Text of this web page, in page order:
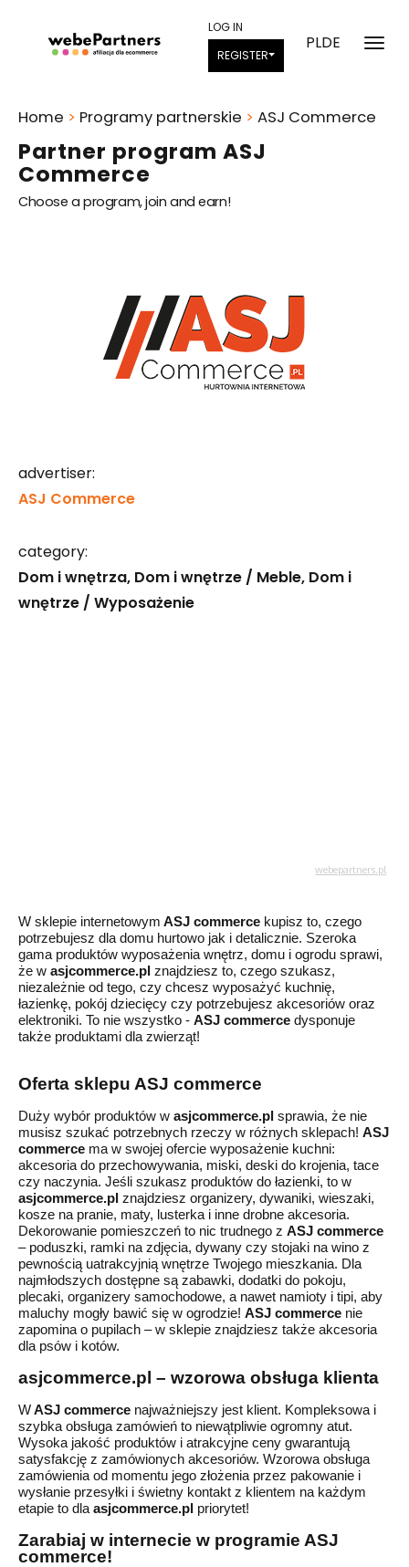
PLDE
LOG IN
REGISTER
Partner program ASJ
Commerce
Choose a program, join and earn!
Home > Programy partnerskie > ASJ Commerce
advertiser:
ASJ Commerce
category:
Dom i wnętrza Dom i wnętrze / Meble Dom i
wnętrze / Wyposażenie
W sklepie internetowym ASJ commerce kupisz to, czego
potrzebujesz dla domu hurtowo jak i detalicznie. Szeroka
gama produktów wyposażenia wnętrz, domu i ogrodu sprawi,
że w asjcommerce.pl znajdziesz to, czego szukasz,
niezależnie od tego, czy chcesz wyposażyć kuchnię,
łazienkę, pokój dziecięcy czy potrzebujesz akcesoriów oraz
elektroniki. To nie wszystko - ASJ commerce dysponuje
także produktami dla zwierząt!
Oferta sklepu ASJ commerce
Duży wybór produktów w asjcommerce.pl sprawia, że nie
musisz szukać potrzebnych rzeczy w różnych sklepach! ASJ
commerce ma w swojej ofercie wyposażenie kuchni:
akcesoria do przechowywania, miski, deski do krojenia, tace
czy naczynia. Jeśli szukasz produktów do łazienki, to w
asjcommerce.pl znajdziesz organizery, dywaniki, wieszaki,
kosze na pranie, maty, lusterka i inne drobne akcesoria.
Dekorowanie pomieszczeń to nic trudnego z ASJ commerce
– poduszki, ramki na zdjęcia, dywany czy stojaki na wino z
pewnością uatrakcyjnią wnętrze Twojego mieszkania. Dla
najmłodszych dostępne są zabawki, dodatki do pokoju,
plecaki, organizery samochodowe, a nawet namioty i tipi, aby
maluchy mogły bawić się w ogrodzie! ASJ commerce nie
zapomina o pupilach –w sklepie znajdziesz także akcesoria
dla psów i kotów.
asjcommerce.pl – wzorowa obsługa klienta
WASJ commerce najważniejszy jest klient. Kompleksowa i
szybka obsługa zamówień to niewątpliwie ogromny atut.
Wysoka jakość produktów i atrakcyjne ceny gwarantują
satysfakcję z zamówionych akcesoriów. Wzorowa obsługa
zamówienia od momentu jego złożenia przez pakowanie i
wysłanie przesyłki i świetny kontakt z klientem na każdym
etapie to dla asjcommerce.pl priorytet!
Zarabiaj w internecie w programie ASJ
commerce!